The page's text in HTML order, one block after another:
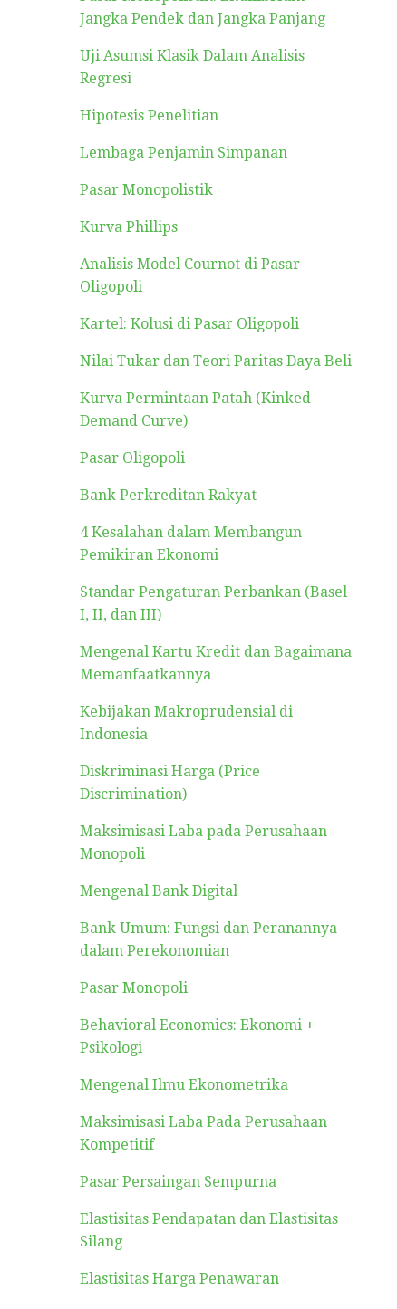
Jangka Pendek dan Jangka Panjang
Uji Asumsi Klasik Dalam Analisis
Regresi
Hipotesis Penelitian
Lembaga Penjamin Simpanan
Pasar Monopolistik
Kurva Phillips
Analisis Model Cournot di Pasar
Oligopoli
Kartel: Kolusi di Pasar Oligopoli
Nilai Tukar dan Teori Paritas Daya Beli
Kurva Permintaan Patah (Kinked
Demand Curve)
Pasar Oligopoli
Bank Perkreditan Rakyat
4 Kesalahan dalam Membangun
Pemikiran Ekonomi
Standar Pengaturan Perbankan (Basel
I, II, dan III)
Mengenal Kartu Kredit dan Bagaimana
Memanfaatkannya
Kebijakan Makroprudensial di
Indonesia
Diskriminasi Harga (Price
Discrimination)
Maksimisasi Laba pada Perusahaan
Monopoli
Mengenal Bank Digital
Bank Umum: Fungsi dan Peranannya
dalam Perekonomian
Pasar Monopoli
Behavioral Economics: Ekonomi +
Psikologi
Mengenal Ilmu Ekonometrika
Maksimisasi Laba Pada Perusahaan
Kompetitif
Pasar Persaingan Sempurna
Elastisitas Pendapatan dan Elastisitas
Silang
Elastisitas Harga Penawaran